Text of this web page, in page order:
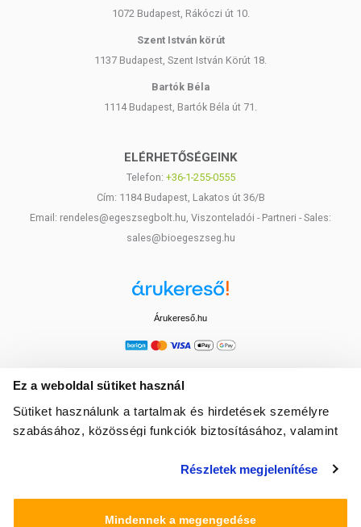
Ez a weboldal sütiket használ
Sütiket használunk a tartalmak és hirdetések személyre
szabásához, közösségi funkciók biztosításához, valamint
média-, hirdető- és elemező partnereinkkel megosztjuk az
Részletek megjelenítése
Mindennek a megengedése
1072 Budapest, Rákóczi út 10.
Szent István körút
1137 Budapest, Szent István Körút 18.
Bartók Béla
1114 Budapest, Bartók Béla út 71.
ELÉRHETŐSÉGEINK
Telefon: +36-1-255-0555
Cím: 1184 Budapest, Lakatos út 36/B
Email: rendeles@egeszsegbolt.hu, Viszonteladói - Partneri - Sales:
sales@bioegeszseg.hu
Árukereső.hu